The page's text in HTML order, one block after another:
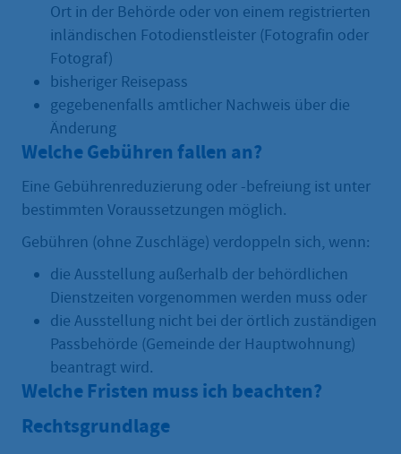
Ort in der Behörde oder von einem registrierten
inländischen Fotodienstleister (Fotografin oder
Fotograf)
bisheriger Reisepass
gegebenenfalls amtlicher Nachweis über die
Änderung
Welche Gebühren fallen an?
Eine Gebührenreduzierung oder -befreiung ist unter
bestimmten Voraussetzungen möglich.
Gebühren (ohne Zuschläge) verdoppeln sich, wenn:
die Ausstellung außerhalb der behördlichen
Dienstzeiten vorgenommen werden muss oder
die Ausstellung nicht bei der örtlich zuständigen
Passbehörde (Gemeinde der Hauptwohnung)
beantragt wird.
Welche Fristen muss ich beachten?
Rechtsgrundlage